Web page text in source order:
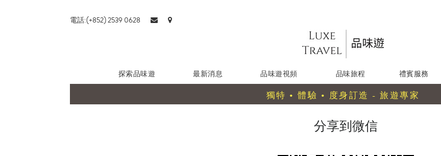
電話:(+852) 2539 0628
探索品味遊 最新消息 品味遊視頻 品味旅程 禮賓服務
獨特 • 體驗 • 度身訂造 - 旅遊專家
分享到微信